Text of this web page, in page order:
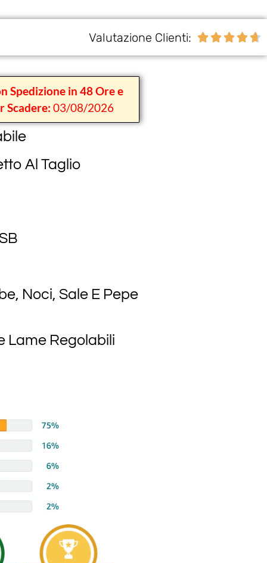
Valutazione Clienti: 
Spedizione in 48 Ore e
Scadere: 03/08/2026
Al Taglio
Noci, Sale E Pepe
Lame Regolabili